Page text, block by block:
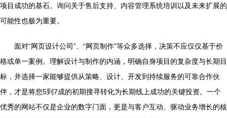
项目成功的基石。询问关于售后支持、内容管理系统培训以及未来扩展的
可能性也极为重要。
面对“网页设计公司”、“网页制作”等众多选择，决策不应仅仅基于价
格或单一案例。理解设计与制作的内涵，明确自身项目的复杂度与长期目
标，并选择一家能够提供从策略、设计、开发到持续服务的可靠合作伙
伴，才是将您5到7成的初期搜寻转化为长期线上成功的关键投资。一个
优秀的网站不仅是企业的数字门面，更是与客户互动、驱动业务增长的核